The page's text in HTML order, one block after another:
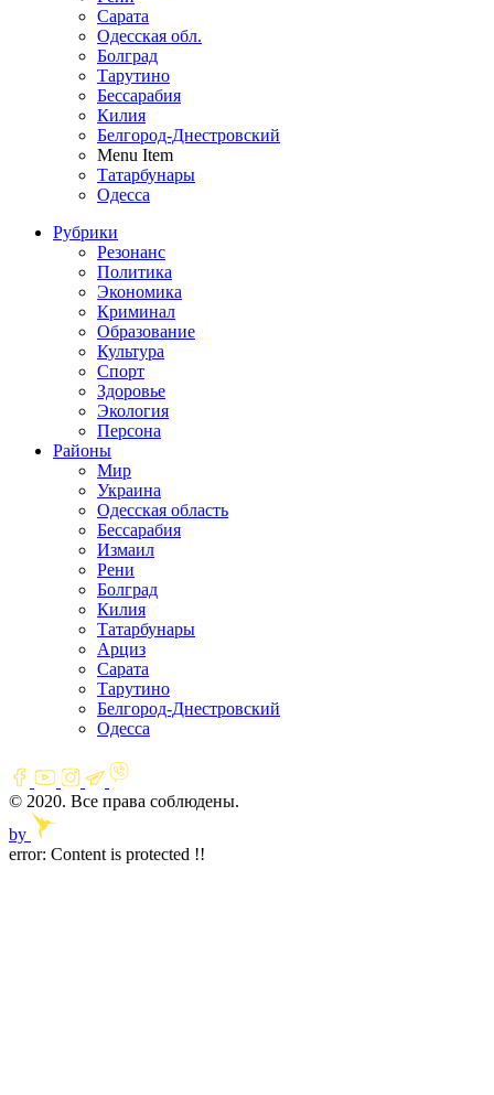
Сарата
Одесская обл.
Болград
Тарутино
Бессарабия
Килия
Белгород-Днестровский
Menu Item
Татарбунары
Одесса
Рубрики
Резонанс
Политика
Экономика
Криминал
Образование
Культура
Спорт
Здоровье
Экология
Персона
Районы
Мир
Украина
Одесская область
Бессарабия
Измаил
Рени
Болград
Килия
Татарбунары
Арциз
Сарата
Тарутино
Белгород-Днестровский
Одесса
© 2020. Все права соблюдены.
by
error: Content is protected !!